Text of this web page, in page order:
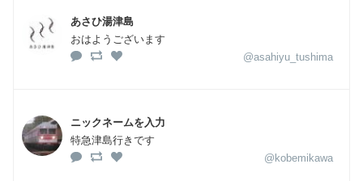
あさひ湯津島
おはようございます
@asahiyu_tushima
ニックネームを入力
特急津島行きです
@kobemikawa